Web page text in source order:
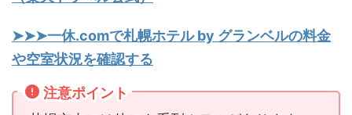
➤➤➤一休.comで札幌ホテル by グランベルの料金
や空室状況を確認する
注意ポイント